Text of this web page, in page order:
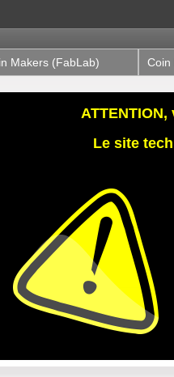
Makers (FabLab) Coin
Le site